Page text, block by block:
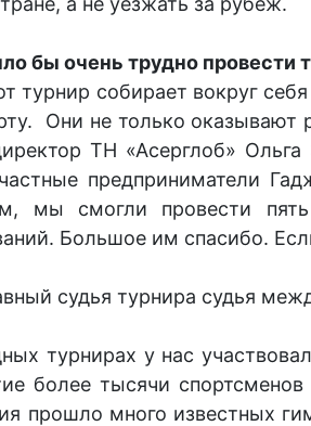
бы очень трудно провести
турнир собирает вокруг
Они не только
ТН «Асерглоб»
предприниматели
мы смогли провести
Большое им спасибо.
судья турнира судья
турнирах у нас
более тысячи
прошло много известных